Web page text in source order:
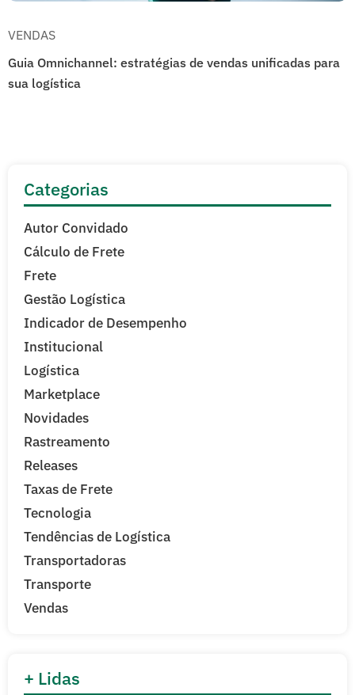
VENDAS
Guia Omnichannel: estratégias de vendas unificadas para
sua logística
Categorias
Autor Convidado
Cálculo de Frete
Frete
Gestão Logística
Indicador de Desempenho
Institucional
Logística
Marketplace
Novidades
Rastreamento
Releases
Taxas de Frete
Tecnologia
Tendências de Logística
Transportadoras
Transporte
Vendas
+ Lidas